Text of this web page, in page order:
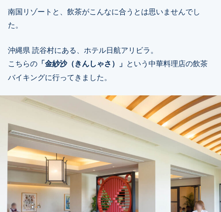
南国リゾートと、飲茶がこんなに合うとは思いませんでし
た。
沖縄県 読谷村にある、ホテル日航アリビラ。
こちらの 「金紗沙（きんしゃさ）」 という中華料理店の飲茶
バイキングに行ってきました。